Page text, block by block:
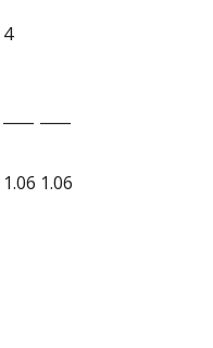
4
1.06 1.06